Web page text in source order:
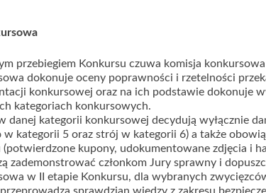
przebiegiem Konkursu czuwa komisja
dokonuje oceny poprawności i rzetelności
konkursowej oraz na ich podstawie dokonuje
kategoriach konkursowych.
danej kategorii konkursowej decydują wyłącznie
w kategorii 5 oraz strój w kategorii 6) a także
(potwierdzone kupony, udokumentowane zdjęcia i
zademonstrować członkom Jury sprawny i
w II etapie Konkursu, dla wybranych